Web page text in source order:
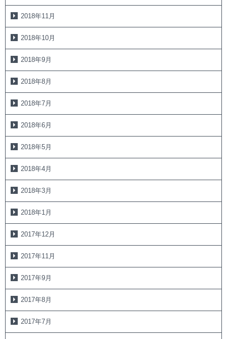
2018年11月
2018年10月
2018年9月
2018年8月
2018年7月
2018年6月
2018年5月
2018年4月
2018年3月
2018年1月
2017年12月
2017年11月
2017年9月
2017年8月
2017年7月